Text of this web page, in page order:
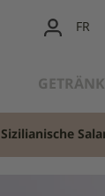
FR
Sizilianische